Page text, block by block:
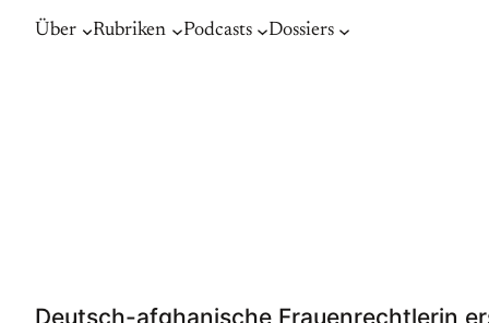
Über Rubriken Podcasts Dossiers
Deutsch-afghanische Frauenrechtlerin